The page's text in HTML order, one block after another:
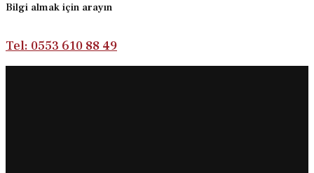
Bilgi almak için arayın
Tel: 0553 610 88 49